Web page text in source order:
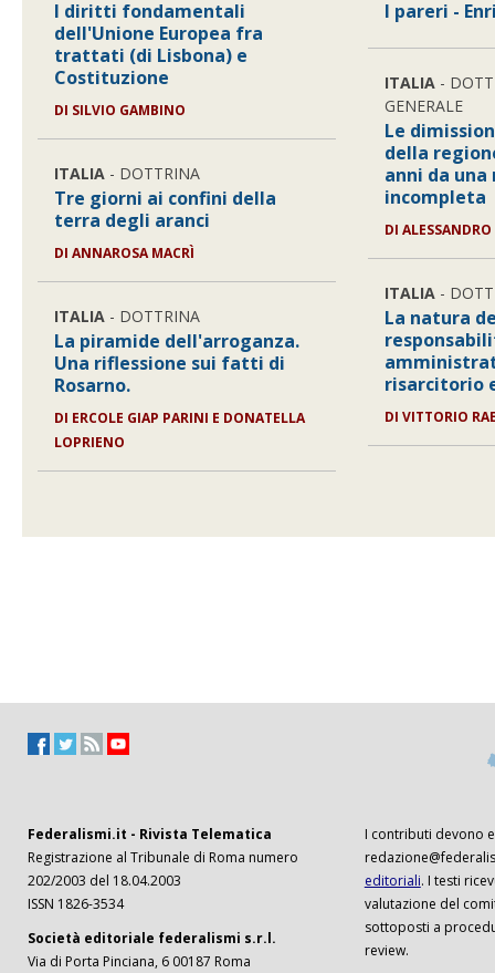
I diritti fondamentali
dell'Unione Europea fra
trattati (di Lisbona) e
Costituzione
DI SILVIO GAMBINO
ITALIA - DOTTRINA
Tre giorni ai confini della
terra degli aranci
DI ANNAROSA MACRÌ
ITALIA - DOTTRINA
La piramide dell'arroganza.
Una riflessione sui fatti di
Rosarno.
DI ERCOLE GIAP PARINI E DONATELLA
LOPRIENO
I pareri -
ITALIA -
GENERALE
Le
della
anni da
incompleta
DI ALESSANDRO
ITALIA -
La natura
risarcitorio
DI VITTORIO
Federalismi.it - Rivista Telematica
Registrazione al Tribunale di Roma numero
202/2003 del 18.04.2003
ISSN 1826-3534
Società editoriale federalismi s.r.l.
Via di Porta Pinciana, 6 00187 Roma
I contributi devono
editoriali. I testi
valutazione del
sottoposti a
review.